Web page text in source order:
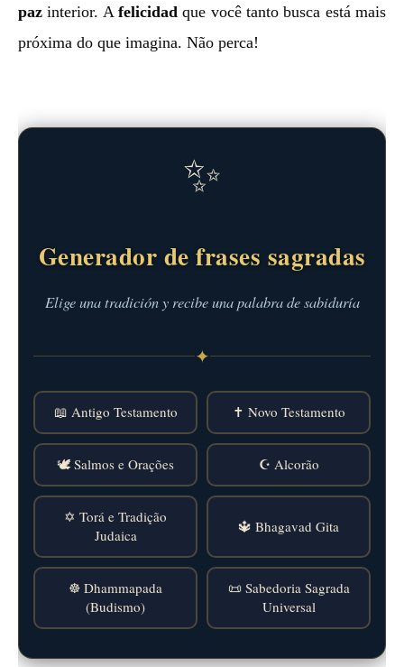
paz interior. A felicidad que você tanto busca está mais
próxima do que imagina. Não perca!
✨
Generador de frases sagradas
Elige una tradición y recibe una palabra de sabiduría
✦
📖 Antigo Testamento ✝️ Novo Testamento
🕊️ Salmos e Orações ☪️ Alcorão
✡️ Torá e Tradição
Judaica
🔱 Bhagavad Gita
☸️ Dhammapada
(Budismo)
📜 Sabedoria Sagrada
Universal